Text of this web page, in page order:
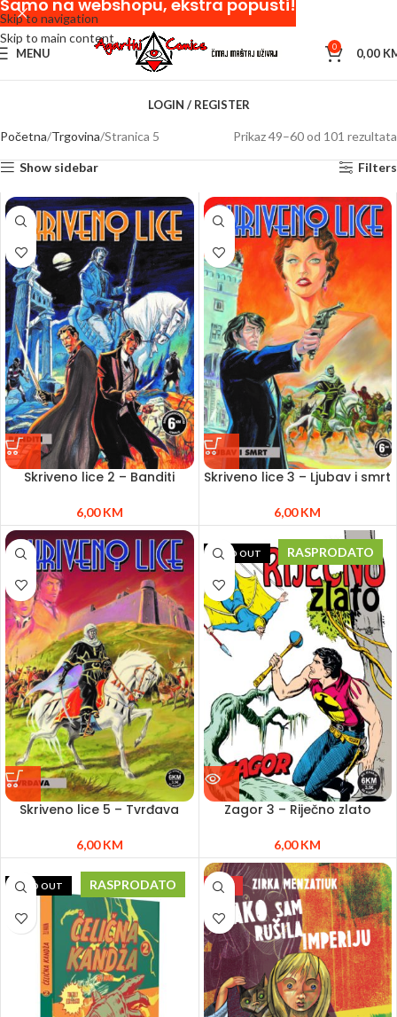
Skip to navigation
Skip to main content
MENU 0 0,00
LOGIN / REGISTER
Početna Trgovina Stranica 5 Prikaz 49–60 od 101 rezultata
Show sidebar Filters
Skriveno lice 2 – Banditi
6,00KM
Skriveno lice 3 – Ljubav i smrt
6,00KM
Skriveno lice 5 – Tvrđava
6,00KM
SOLD OUT RASPRODATO
Zagor 3 – Riječno zlato
6,00KM
SOLD OUT RASPRODATO NEW
Samo na webshopu, ekstra popusti!